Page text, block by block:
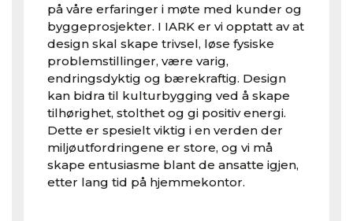
på våre erfaringer i møte med kunder og
byggeprosjekter. I IARK er vi opptatt av at
design skal skape trivsel, løse fysiske
problemstillinger, være varig,
endringsdyktig og bærekraftig. Design
kan bidra til kulturbygging ved å skape
tilhørighet, stolthet og gi positiv energi.
Dette er spesielt viktig i en verden der
miljøutfordringene er store, og vi må
skape entusiasme blant de ansatte igjen,
etter lang tid på hjemmekontor.